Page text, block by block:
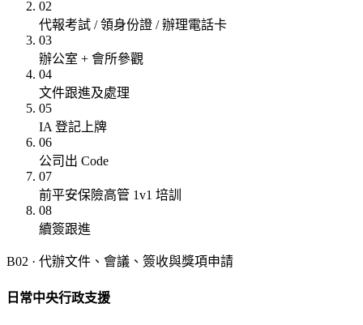
02
代報考試 / 領身份證 / 辦理電話卡
03
辦公室 + 會所參觀
04
文件跟進及處理
05
IA 登記上牌
06
公司出 Code
07
前平安保險高管 1v1 培訓
08
續簽跟進
B02 · 代辦文件、會議、簽收與獎項申請
日常中央行政支援